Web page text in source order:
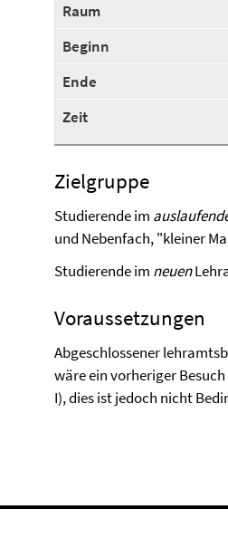
Raum
Beginn
Ende
Zeit
Zielgruppe
Studierende im
und Nebenfach, "kleiner
Studierende im neuen
Voraussetzungen
Abgeschlossener
wäre ein vorheriger
I), dies ist jedoch nicht